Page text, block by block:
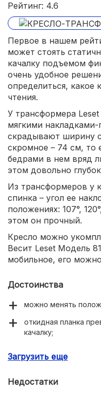
Рейтинг: 4.6
Первое в нашем
может стоять
качалку подъемом
очень удобное
определиться, какое
чтения.
У трансформера
мягкими
скрадывают ширину
скромное – 74 см,
бедрами в нем вряд
этом довольно
Из трансформеров у
спинка – угол ее
положениях: 107°,
этом он прочный.
Кресло можно
Весит Leset Модель
мобильное, его
Достоинства
можно менять
откидная планка
качалку;
Загрузить еще
Недостатки